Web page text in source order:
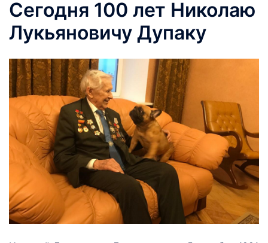
Сегодня 100 лет Николаю
Лукьяновичу Дупаку